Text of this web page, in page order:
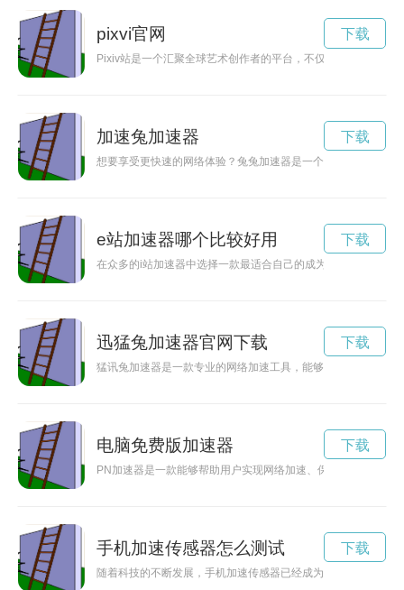
pixvi官网
Pixiv站是一个汇聚全球艺术创作者的平台，不仅展示着各种完
下载
加速兔加速器
想要享受更快速的网络体验？兔兔加速器是一个不错的选择，
下载
e站加速器哪个比较好用
在众多的i站加速器中选择一款最适合自己的成为了许多用户的
下载
迅猛兔加速器官网下载
猛讯兔加速器是一款专业的网络加速工具，能够帮助用户提升
下载
电脑免费版加速器
PN加速器是一款能够帮助用户实现网络加速、保障网络安全的
下载
手机加速传感器怎么测试
随着科技的不断发展，手机加速传感器已经成为我们日常生活
下载